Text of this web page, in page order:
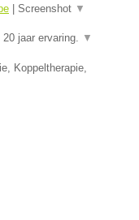
Screenshot ▼
jaar ervaring. ▼
Koppeltherapie,